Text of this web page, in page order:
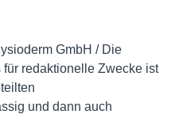
GmbH / Die
redaktionelle Zwecke ist
und dann auch